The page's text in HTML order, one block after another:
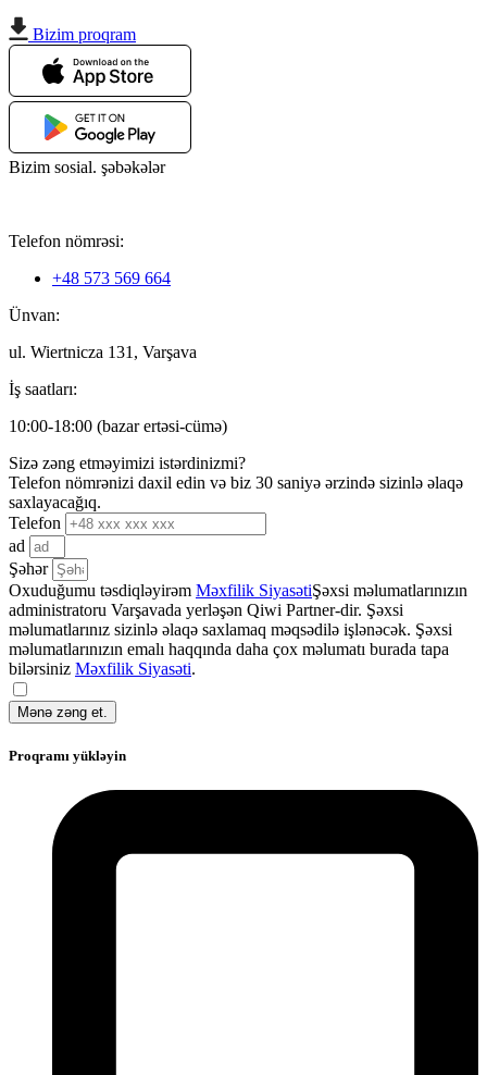
Bizim proqram
Bizim sosial. şəbəkələr
Telefon nömrəsi:
+48 573 569 664
Ünvan:
ul. Wiertnicza 131, Varşava
İş saatları:
10:00-18:00 (bazar ertəsi-cümə)
Sizə zəng etməyimizi istərdinizmi?
Telefon nömrənizi daxil edin və biz 30 saniyə ərzində sizinlə əlaqə
saxlayacağıq.
Telefon
ad
Şəhər
Oxuduğumu təsdiqləyirəm Məxfilik SiyasətiŞəxsi məlumatlarınızın
administratoru Varşavada yerləşən Qiwi Partner-dir. Şəxsi
məlumatlarınız sizinlə əlaqə saxlamaq məqsədilə işlənəcək. Şəxsi
məlumatlarınızın emalı haqqında daha çox məlumatı burada tapa
bilərsiniz Məxfilik Siyasəti.
Mənə zəng et.
Proqramı yükləyin